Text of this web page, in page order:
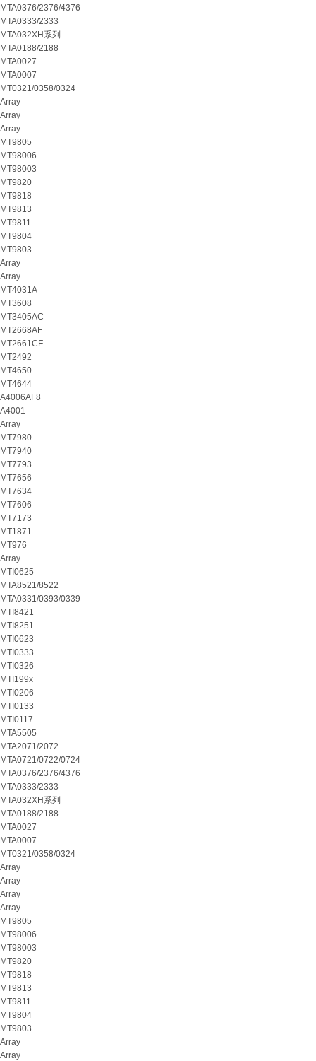
MTA0376/2376/4376
MTA0333/2333
MTA032XH系列
MTA0188/2188
MTA0027
MTA0007
MT0321/0358/0324
Array
Array
Array
MT9805
MT98006
MT98003
MT9820
MT9818
MT9813
MT9811
MT9804
MT9803
Array
Array
MT4031A
MT3608
MT3405AC
MT2668AF
MT2661CF
MT2492
MT4650
MT4644
A4006AF8
A4001
Array
MT7980
MT7940
MT7793
MT7656
MT7634
MT7606
MT7173
MT1871
MT976
Array
MTI0625
MTA8521/8522
MTA0331/0393/0339
MTI8421
MTI8251
MTI0623
MTI0333
MTI0326
MTI199x
MTI0206
MTI0133
MTI0117
MTA5505
MTA2071/2072
MTA0721/0722/0724
MTA0376/2376/4376
MTA0333/2333
MTA032XH系列
MTA0188/2188
MTA0027
MTA0007
MT0321/0358/0324
Array
Array
Array
Array
MT9805
MT98006
MT98003
MT9820
MT9818
MT9813
MT9811
MT9804
MT9803
Array
Array